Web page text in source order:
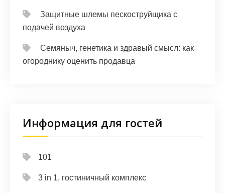
Защитные шлемы пескоструйщика с
подачей воздуха
Семяныч, генетика и здравый смысл: как
огороднику оценить продавца
Информация для гостей
101
3 in 1, гостиничный комплекс